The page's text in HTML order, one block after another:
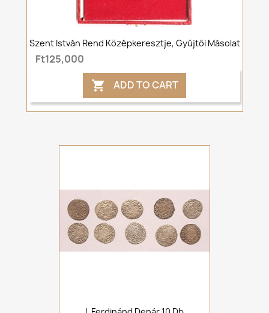
Szent István Rend Középkeresztje, Gyűjtői Másolat
Ft125,000
 ADD TO CART